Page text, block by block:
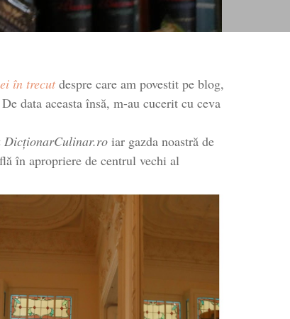
în trecut despre care am povestit pe blog,
data aceasta însă, m-au cucerit cu ceva
DicționarCulinar.ro iar gazda noastră de
în apropriere de centrul vechi al